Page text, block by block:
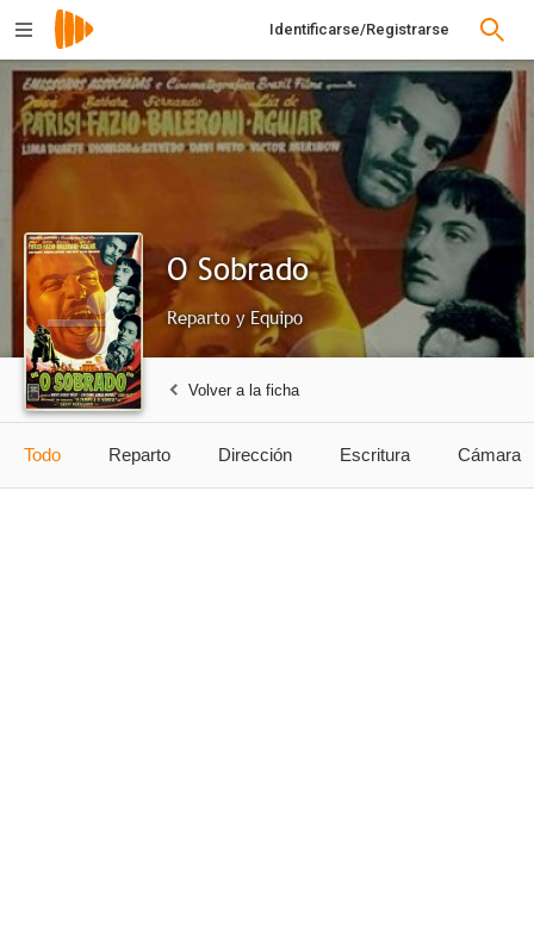
Identificarse/Registrarse
O Sobrado
Reparto y Equipo
Volver a la ficha
Todo Reparto Dirección Escritura Cámara